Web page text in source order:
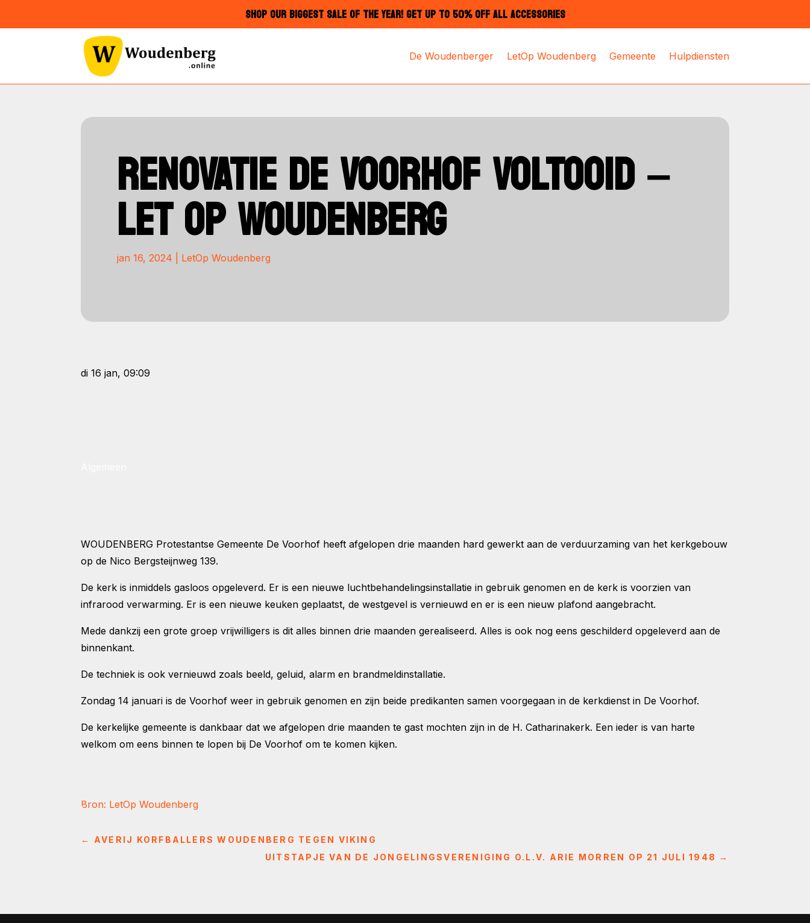
SHOP OUR BIGGEST SALE OF THE YEAR! GET UP TO 50% OFF ALL ACCESSORIES
De Woudenberger LetOp Woudenberg Gemeente Hulpdiensten
RENOVATIE DE VOORHOF VOLTOOID –
LET OP WOUDENBERG
jan 16, 2024 LetOp Woudenberg
di 16 jan, 09:09
WOUDENBERG Protestantse Gemeente De Voorhof heeft afgelopen drie maanden hard gewerkt aan de verduurzaming van het kerkgebouw
op de Nico Bergsteijnweg 139.
De kerk is inmiddels gasloos opgeleverd. Er is een nieuwe luchtbehandelingsinstallatie in gebruik genomen en de kerk is voorzien van
infrarood verwarming. Er is een nieuwe keuken geplaatst, de westgevel is vernieuwd en er is een nieuw plafond aangebracht.
Mede dankzij een grote groep vrijwilligers is dit alles binnen drie maanden gerealiseerd. Alles is ook nog eens geschilderd opgeleverd aan de
binnenkant.
De techniek is ook vernieuwd zoals beeld, geluid, alarm en brandmeldinstallatie.
Zondag 14 januari is de Voorhof weer in gebruik genomen en zijn beide predikanten samen voorgegaan in de kerkdienst in De Voorhof.
De kerkelijke gemeente is dankbaar dat we afgelopen drie maanden te gast mochten zijn in de H. Catharinakerk. Een ieder is van harte
welkom om eens binnen te lopen bij De Voorhof om te komen kijken.
Bron: LetOp Woudenberg
← AVERIJ KORFBALLERS WOUDENBERG TEGEN VIKING
UITSTAPJE VAN DE JONGELINGSVERENIGING O.L.V. ARIE MORREN OP 21 JULI 1948 →